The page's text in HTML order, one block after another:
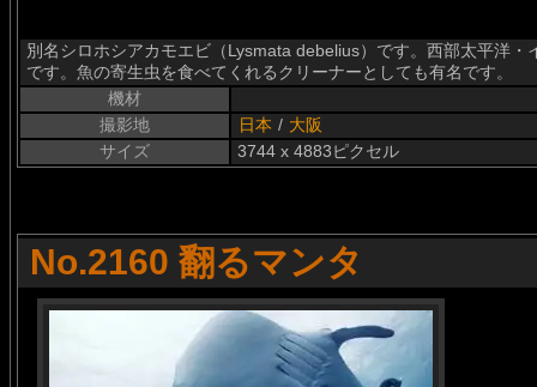
別名シロホシアカモエビ（Lysmata debelius）です。西部太平洋
です。魚の寄生虫を食べてくれるクリーナーとしても有名です。
機材
撮影地
日本 / 大阪
サイズ
3744 x 4883ピクセル
No.2160 翻るマンタ